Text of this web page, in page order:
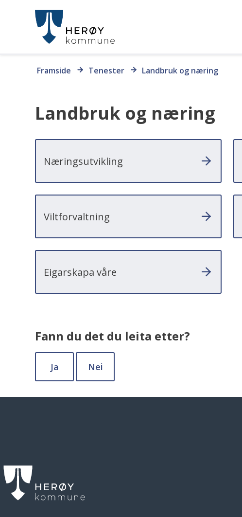
kommune
Du
Framside Tenester Landbruk og næring
Landbruk og næring
Næringsutvikling
Viltforvaltning
Eigarskapa våre
Fann du det du leita etter?
Ja Nei